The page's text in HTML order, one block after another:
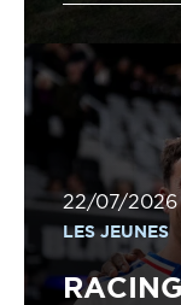
22/07/2026
LES JEUNES